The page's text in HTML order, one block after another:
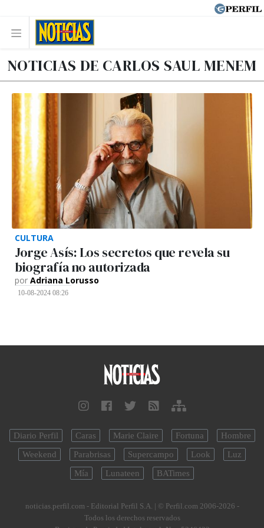
NOTICIAS DE CARLOS SAUL MENEM
CULTURA
Jorge Asís: Los secretos que revela su
biografía no autorizada
por Adriana Lorusso
10-08-2024 08:26
Diario Perfil Caras Marie Claire Fortuna
Hombre
Weekend
Parabrisas Supercampo Look
Luz
Mía
Lunateen BATimes
noticias.perfil.com - Editorial Perfil S.A. | © Perfil.com 2006-2026 -
Todos los derechos reservados